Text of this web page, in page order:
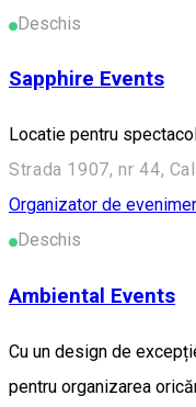
Deschis
Sapphire Events
Locatie pentru
Strada 1907, nr 44,
Organizator de
Deschis
Ambiental Events
Cu un design de
pentru organizarea